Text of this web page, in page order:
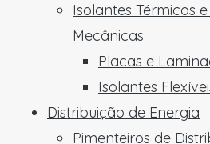
Isolantes Térmicos
Mecânicas
Placas e
Isolantes
Distribuição de Energia
Pimenteiros de